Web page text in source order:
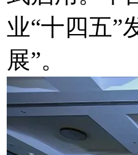
业“十四五”
展”。